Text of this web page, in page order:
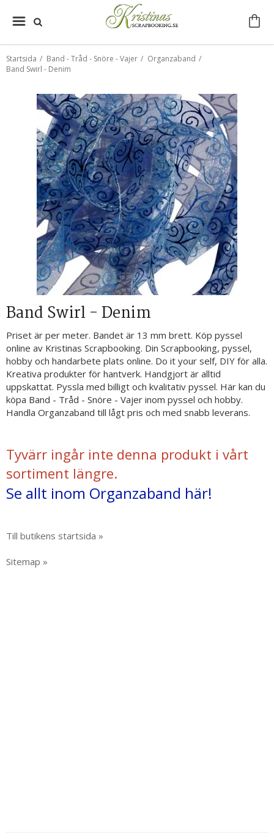
Startsida / Band - Tråd - Snöre - Vajer / Organzaband /
Band Swirl - Denim
Band Swirl - Denim
Priset är per meter. Bandet är 13 mm brett. Köp pyssel
online av Kristinas Scrapbooking. Din Scrapbooking, pyssel,
hobby och handarbete plats online. Do it your self, DIY för alla.
Kreativa produkter för hantverk. Handgjort är alltid
uppskattat. Pyssla med billigt och kvalitativ pyssel. Här kan du
köpa Band - Tråd - Snöre - Vajer inom pyssel och hobby.
Handla Organzaband till lågt pris och med snabb leverans.
Tyvärr ingår inte denna produkt i vårt
sortiment längre.
Se allt inom Organzaband här!
Till butikens startsida »
Sitemap »